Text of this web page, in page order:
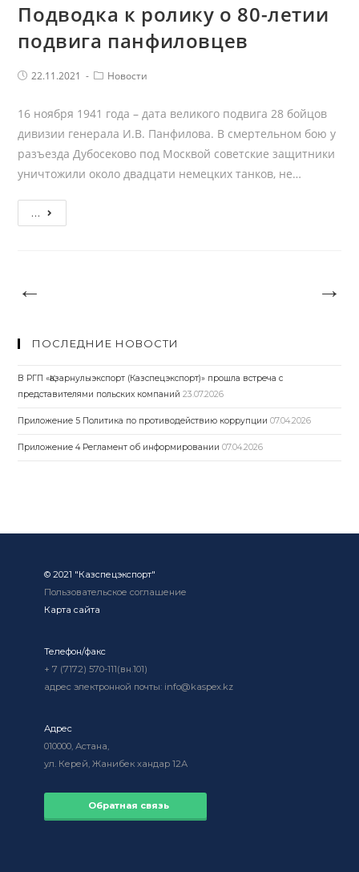
представителями
компании
a.s.»
Подводка к ролику о 80-летии
подвига панфиловцев
Post22.11.2021
PostНовости
16 ноября 1941 года – дата великого подвига 28 бойцов
дивизии генерала И.В. Панфилова. В смертельном бою у
разъезда Дубосеково под Москвой советские защитники
уничтожили около двадцати немецких танков, не…
...
к
панфиловцев
← →
ПОСЛЕДНИЕ НОВОСТИ
В РГП «Қазарнулыэкспорт (Казспецэкспорт)» прошла встреча с
представителями польских компаний 23.07.2026
Приложение 5 Политика по противодействию коррупции 07.04.2026
Приложение 4 Регламент об информировании 07.04.2026
© 2021 "Казспецэкспорт"
Пользовательское соглашение
Карта сайта
Телефон/факс
+ 7 (7172) 570-111(вн.101)
адрес электронной почты: info@kaspex.kz
Адрес
010000, Астана,
ул. Керей, Жанибек хандар 12А
Обратная связь